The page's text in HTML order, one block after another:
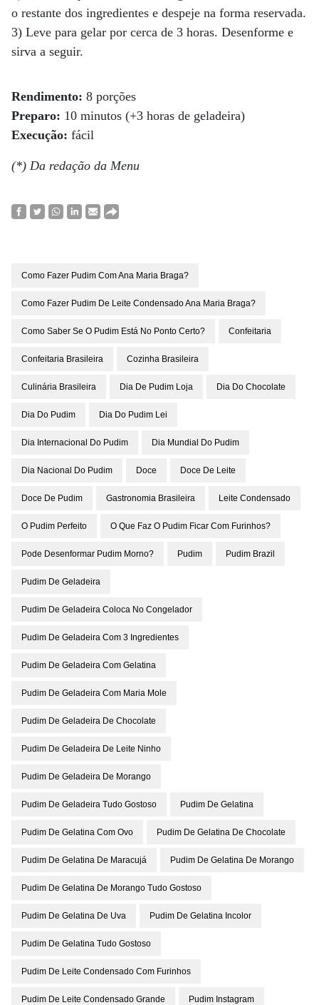
o restante dos ingredientes e despeje na forma reservada.
3) Leve para gelar por cerca de 3 horas. Desenforme e
sirva a seguir.
Rendimento: 8 porções
Preparo: 10 minutos (+3 horas de geladeira)
Execução: fácil
(*) Da redação da Menu
Como Fazer Pudim Com Ana Maria Braga?
Como Fazer Pudim De Leite Condensado Ana Maria Braga?
Como Saber Se O Pudim Está No Ponto Certo? Confeitaria
Confeitaria Brasileira Cozinha Brasileira
Culinária Brasileira Dia De Pudim Loja Dia Do Chocolate
Dia Do Pudim Dia Do Pudim Lei
Dia Internacional Do Pudim Dia Mundial Do Pudim
Dia Nacional Do Pudim Doce Doce De Leite
Doce De Pudim Gastronomia Brasileira Leite Condensado
O Pudim Perfeito O Que Faz O Pudim Ficar Com Furinhos?
Pode Desenformar Pudim Morno? Pudim Pudim Brazil
Pudim De Geladeira
Pudim De Geladeira Coloca No Congelador
Pudim De Geladeira Com 3 Ingredientes
Pudim De Geladeira Com Gelatina
Pudim De Geladeira Com Maria Mole
Pudim De Geladeira De Chocolate
Pudim De Geladeira De Leite Ninho
Pudim De Geladeira De Morango
Pudim De Geladeira Tudo Gostoso Pudim De Gelatina
Pudim De Gelatina Com Ovo Pudim De Gelatina De Chocolate
Pudim De Gelatina De Maracujá Pudim De Gelatina De Morango
Pudim De Gelatina De Morango Tudo Gostoso
Pudim De Gelatina De Uva Pudim De Gelatina Incolor
Pudim De Gelatina Tudo Gostoso
Pudim De Leite Condensado Com Furinhos
Pudim De Leite Condensado Grande Pudim Instagram